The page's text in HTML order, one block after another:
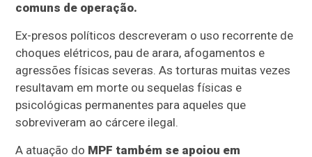
comuns de operação.
Ex-presos políticos descreveram o uso recorrente de
choques elétricos, pau de arara, afogamentos e
agressões físicas severas. As torturas muitas vezes
resultavam em morte ou sequelas físicas e
psicológicas permanentes para aqueles que
sobreviveram ao cárcere ilegal.
A atuação do MPF também se apoiou em